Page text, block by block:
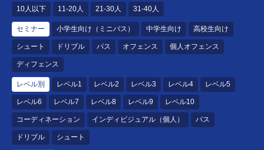
10人以下 11-20人 21-30人 31-40人
セミナー 小学生向け（ミニバス） 中学生向け 高校生向け
シュート ドリブル パス オフェンス 個人オフェンス
ディフェンス
レベル別 レベル1 レベル2 レベル3 レベル4 レベル5
レベル6 レベル7 レベル8 レベル9 レベル10
コーディネーション インディビジュアル（個人） パス
ドリブル シュート